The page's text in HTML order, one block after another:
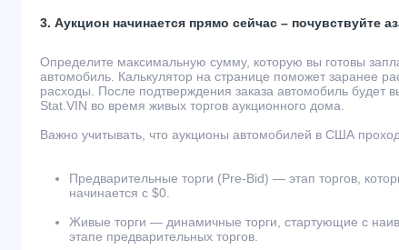
3. Аукцион начинается прямо сейчас – почувствуйте
Определите максимальную сумму, которую вы готовы
автомобиль. Калькулятор на странице поможет заранее
расходы. После подтверждения заказа автомобиль будет
Stat.VIN во время живых торгов аукционного дома.
Важно учитывать, что аукционы автомобилей в США
Предварительные торги (Pre-Bid) — этап торгов,
начинается с $0.
Живые торги — динамичные торги, стартующие с
этапе предварительных торгов.